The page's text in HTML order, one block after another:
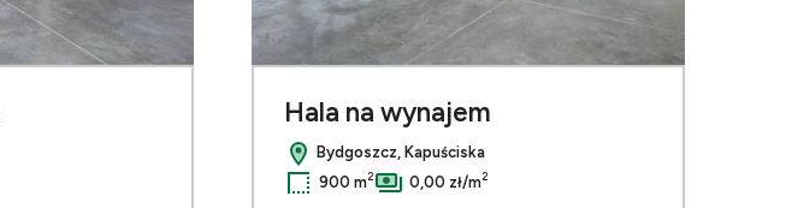
Leaflet|© OpenMapTiles © OpenStreetMap contributors
Hala na wynajem
Bydgoszcz, Kapuściska
900 m2 0,00 zł/m2